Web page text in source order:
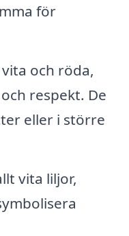
för
och röda,
respekt. De
eller i större
vita liljor,